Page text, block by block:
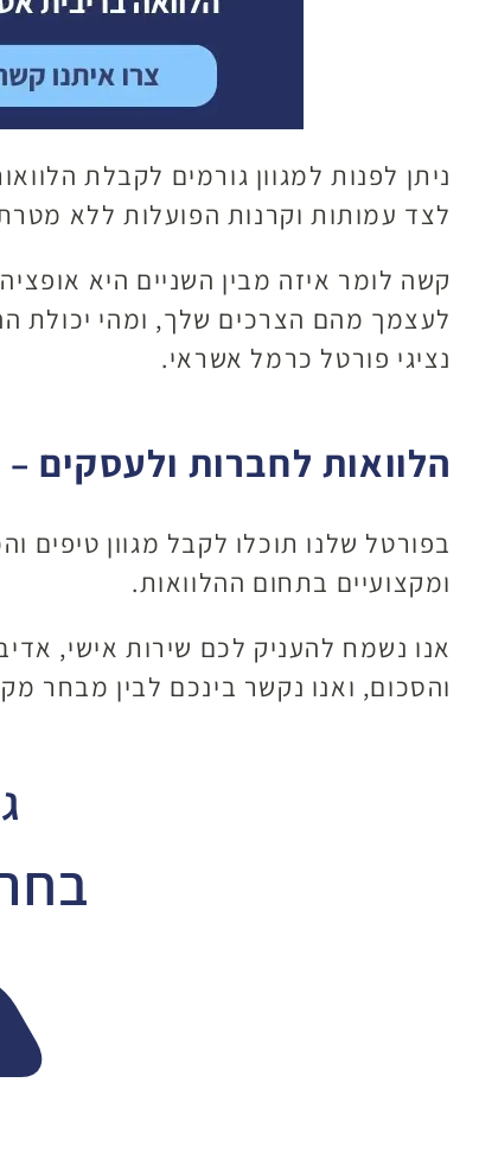
ניתן לפנות למגוון גורמים לקבלת
לצד עמותות וקרנות הפועלות ללא
קשה לומר איזה מבין השניים היא
לעצמך מהם הצרכים שלך, ומהי יכולת
נציגי פורטל כרמל אשראי.
הלוואות לחברות ולעסקים
בפורטל שלנו תוכלו לקבל מגוון טיפים
ומקצועיים בתחום ההלוואות.
אנו נשמח להעניק לכם שירות אישי,
והסכום, ואנו נקשר בינכם לבין מבחר